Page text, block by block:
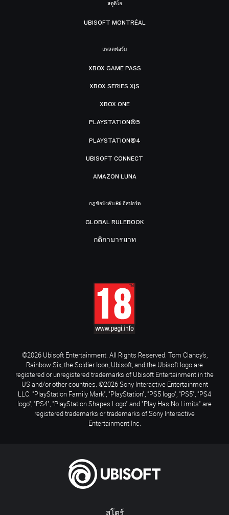
สโตร์
สตูดิโอ
UBISOFT MONTRÉAL
แพลตฟอร์ม
XBOX GAME PASS
XBOX SERIES X|S
XBOX ONE
PLAYSTATION®5
PLAYSTATION®4
UBISOFT CONNECT
AMAZON LUNA
กฎข้อบังคับ R6 อีสปอร์ต
GLOBAL RULEBOOK
กติกามารยาท
©2026 Ubisoft Entertainment. All Rights Reserved. Tom Clancy’s,
Rainbow Six, the Soldier Icon, Ubisoft, and the Ubisoft logo are
registered or unregistered trademarks of Ubisoft Entertainment in the
US and/or other countries. ©2026 Sony Interactive Entertainment
LLC. "PlayStation Family Mark", "PlayStation", "PS5 logo", "PS5", "PS4
logo", "PS4", "PlayStation Shapes Logo" and "Play Has No Limits" are
registered trademarks or trademarks of Sony Interactive
Entertainment Inc.